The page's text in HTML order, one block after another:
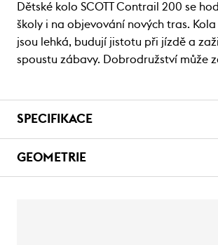
Dětské kolo SCOTT Contrail 200 se
školy i na objevování nových tras.
jsou lehká, budují jistotu při jízdě a
spoustu zábavy. Dobrodružství může
SPECIFIKACE
GEOMETRIE